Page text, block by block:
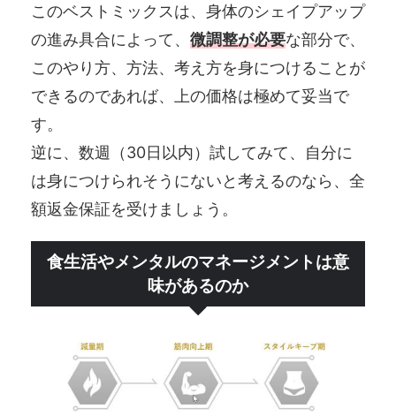
このベストミックスは、身体のシェイプアップ
の進み具合によって、 微調整が必要な部分で、
このやり方、方法、考え方を身につけることが
できるのであれば、上の価格は極めて妥当で
す。
逆に、数週（30日以内）試してみて、自分に
は身につけられそうにないと考えるのなら、全
額返金保証を受けましょう。
食生活やメンタルのマネージメントは意
味があるのか